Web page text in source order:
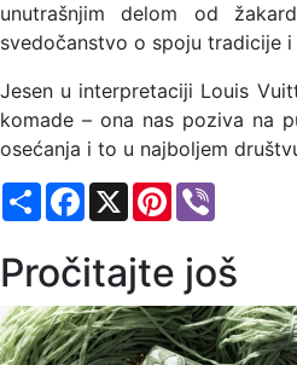
unutrašnjim delom od
svedočanstvo o spoju tradicije i
Jesen u interpretaciji Louis
komade – ona nas poziva na
osećanja i to u najboljem
ShareFacebook
X Pinterest
Pročitajte još